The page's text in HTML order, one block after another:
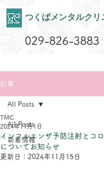
つくばメンタルクリ
029-826-3883
記事
All Posts
新着情報
All Posts
インフルエンザ予防注射とコ
についてお知らせ
TMC
2024年11月1日
更新日： 2024年11月15日